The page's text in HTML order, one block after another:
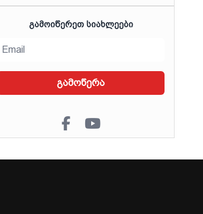
ᲒᲐᲛᲝᲘᲬᲔᲠᲔᲗ ᲡᲘᲐᲮᲚᲔᲔᲑᲘ
გამოწერა